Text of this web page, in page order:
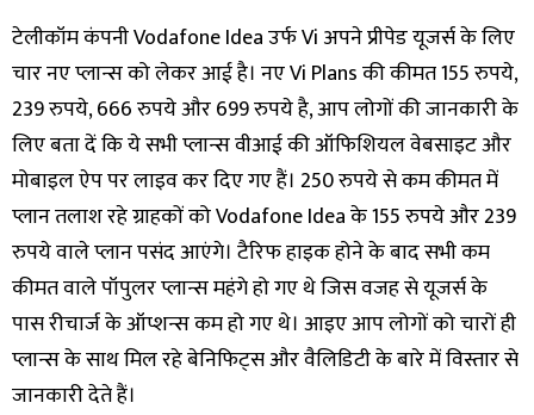
टेलीकॉम कंपनी Vodafone Idea उर्फ Vi अपने प्रीपेड यूजर्स के लिए
चार नए प्लान्स को लेकर आई है। नए Vi Plans की कीमत 155 रुपये,
239 रुपये, 666 रुपये और 699 रुपये है, आप लोगों की जानकारी के
लिए बता दें कि ये सभी प्लान्स वीआई की ऑफिशियल वेबसाइट और
मोबाइल ऐप पर लाइव कर दिए गए हैं। 250 रुपये से कम कीमत में
प्लान तलाश रहे ग्राहकों को Vodafone Idea के 155 रुपये और 239
रुपये वाले प्लान पसंद आएंगे। टैरिफ हाइक होने के बाद सभी कम
कीमत वाले पॉपुलर प्लान्स महंगे हो गए थे जिस वजह से यूजर्स के
पास रीचार्ज के ऑप्शन्स कम हो गए थे। आइए आप लोगों को चारों ही
प्लान्स के साथ मिल रहे बेनिफिट्स और वैलिडिटी के बारे में विस्तार से
जानकारी देते हैं।